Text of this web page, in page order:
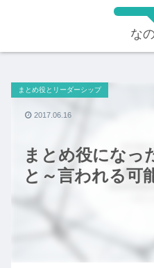
な
まとめ役になっ
と～言われる可
まとめ役とリーダーシップ
2017.06.16